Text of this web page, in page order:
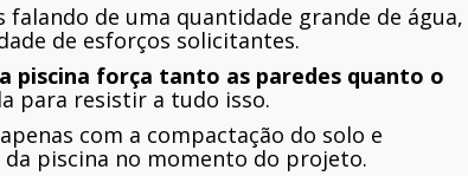
de uma quantidade grande de água,
de esforços solicitantes.
piscina força tanto as paredes quanto o
para resistir a tudo isso.
com a compactação do solo e
piscina no momento do projeto.